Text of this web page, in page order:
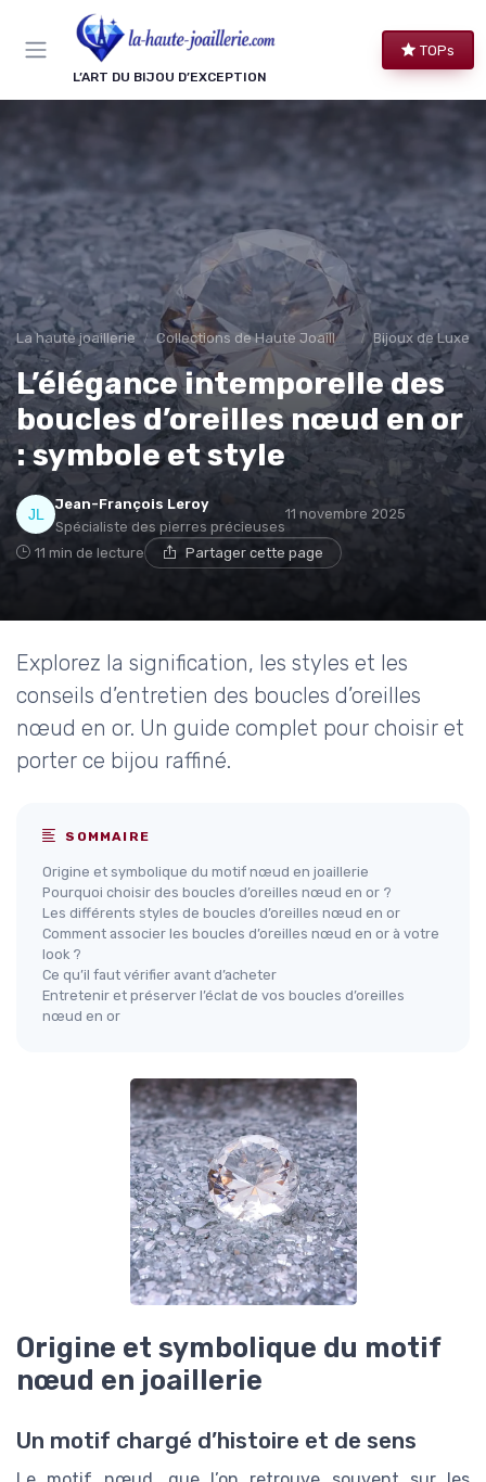
L’ART DU BIJOU D’EXCEPTION
TOPs
La haute joaillerie Collections de Haute Joaillerie Bijoux de Luxe
L’élégance intemporelle des
boucles d’oreilles nœud en or
: symbole et style
Jean-François Leroy
Spécialiste des pierres précieuses
11 novembre 2025
11 min de lecture Partager cette page
Explorez la signification, les styles et les
conseils d’entretien des boucles d’oreilles
nœud en or. Un guide complet pour choisir et
porter ce bijou raffiné.
SOMMAIRE
Origine et symbolique du motif nœud en joaillerie
Pourquoi choisir des boucles d’oreilles nœud en or ?
Les différents styles de boucles d’oreilles nœud en or
Comment associer les boucles d’oreilles nœud en or à votre
look ?
Ce qu’il faut vérifier avant d’acheter
Entretenir et préserver l’éclat de vos boucles d’oreilles
nœud en or
Origine et symbolique du motif
nœud en joaillerie
Un motif chargé d’histoire et de sens
Panneau de gestion des cookies